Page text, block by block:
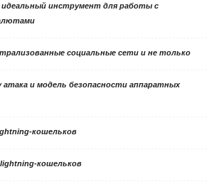
идеальный инструмент для работы с
социальные сети и не только
атака и модель безопасности аппаратных
кошельков
кошельков